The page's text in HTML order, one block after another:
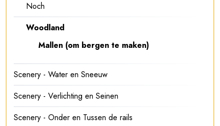
Noch
Woodland
Mallen (om bergen te maken)
Scenery - Water en Sneeuw
Scenery - Verlichting en Seinen
Scenery - Onder en Tussen de rails